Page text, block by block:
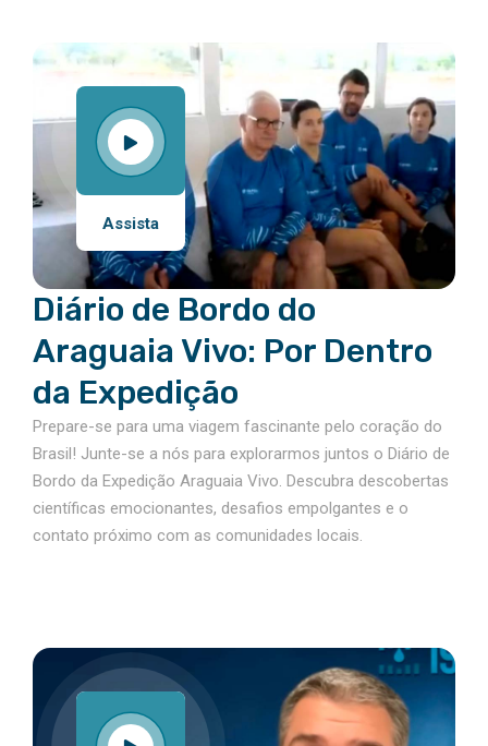
Assista
Diário de Bordo do
Araguaia Vivo: Por Dentro
da Expedição
Prepare-se para uma viagem fascinante pelo coração do
Brasil! Junte-se a nós para explorarmos juntos o Diário de
Bordo da Expedição Araguaia Vivo. Descubra descobertas
científicas emocionantes, desafios empolgantes e o
contato próximo com as comunidades locais.